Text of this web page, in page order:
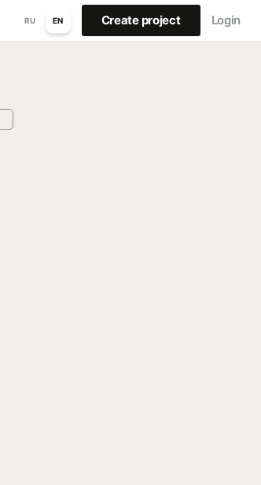
RU EN Create project Login